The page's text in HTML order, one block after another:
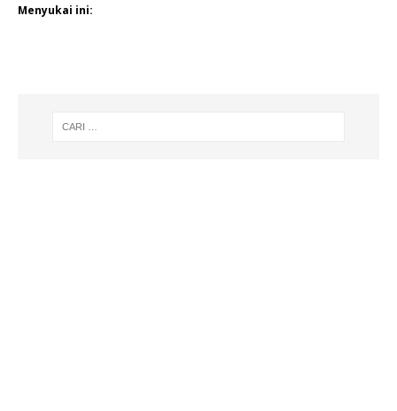
Menyukai ini: